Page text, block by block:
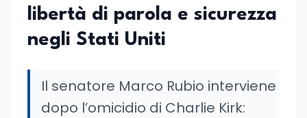
libertà di parola e sicurezza
negli Stati Uniti
Il senatore Marco Rubio interviene
dopo l’omicidio di Charlie Kirk: